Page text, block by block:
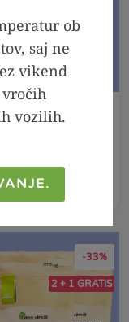
V KOŠARICO
oljem -
300g
-33%
2 + 1 GRATIS
ob
saj ne
vikend
vozilih.